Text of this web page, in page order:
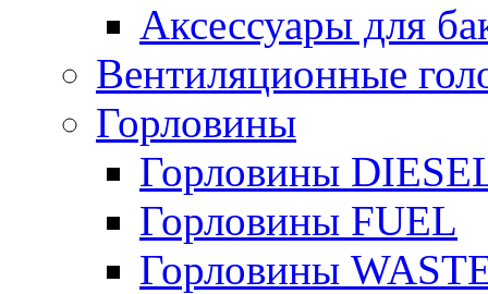
Аксессуары для
Вентиляционные
Горловины
Горловины
Горловины FUEL
Горловины